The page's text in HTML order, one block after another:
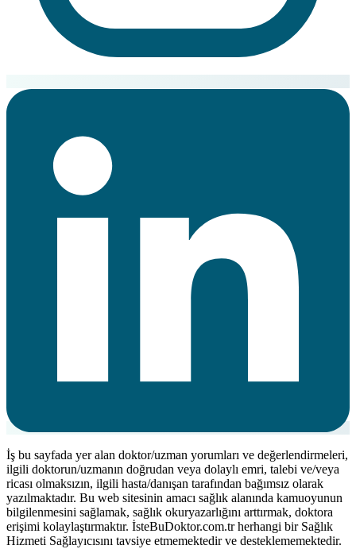
İş bu sayfada yer alan doktor/uzman yorumları ve değerlendirmeleri,
ilgili doktorun/uzmanın doğrudan veya dolaylı emri, talebi ve/veya
ricası olmaksızın, ilgili hasta/danışan tarafından bağımsız olarak
yazılmaktadır. Bu web sitesinin amacı sağlık alanında kamuoyunun
bilgilenmesini sağlamak, sağlık okuryazarlığını arttırmak, doktora
erişimi kolaylaştırmaktır. İsteBuDoktor.com.tr herhangi bir Sağlık
Hizmeti Sağlayıcısını tavsiye etmemektedir ve desteklememektedir.